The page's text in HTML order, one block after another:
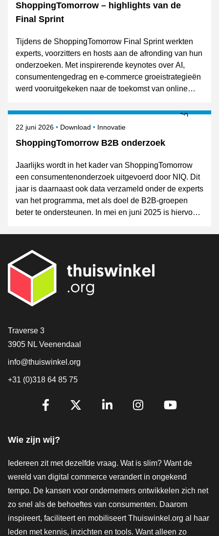
ShoppingTomorrow – highlights van de
Final Sprint
Tijdens de ShoppingTomorrow Final Sprint werkten
experts, voorzitters en hosts aan de afronding van hun
onderzoeken. Met inspirerende keynotes over AI,
consumentengedrag en e-commerce groeistrategieën
werd vooruitgekeken naar de toekomst van online
8 oktober gepresenteerd tijdens Shopping Today.
ShoppingTomorrow B2B onderzoek
Gepubliceerd op
22 juni 2026 Download Onderwerpen
Innovatie
Jaarlijks wordt in het kader van ShoppingTomorrow
een consumentenonderzoek uitgevoerd door NIQ. Dit
jaar is daarnaast ook data verzameld onder de experts
van het programma, met als doel de B2B-groepen
beter te ondersteunen. In mei en juni 2025 is hiervoor
Contact
Traverse 3
3905 NL Veenendaal
info@thuiswinkel.org
+31 (0)318 64 85 75
Volg je ons al?
Wie zijn wij?
Iedereen zit met dezelfde vraag. Wat is slim? Want de
wereld van digital commerce verandert in ongekend
tempo. De kansen voor ondernemers ontwikkelen zich net
zo snel als de behoeftes van consumenten. Daarom
inspireert, faciliteert en mobiliseert Thuiswinkel.org al haar
leden met kennis, inzichten en tools. Want alleen zo